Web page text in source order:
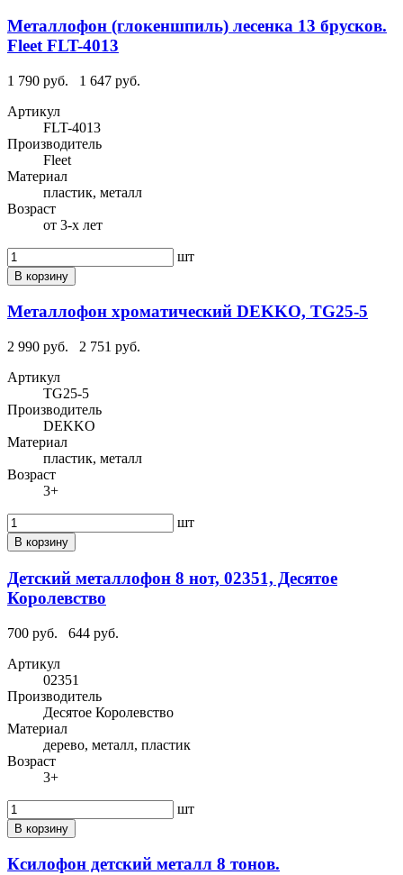
Металлофон (глокеншпиль) лесенка 13 брусков.
Fleet FLT-4013
1 790 руб.
1 647 руб.
Артикул
FLT-4013
Производитель
Fleet
Материал
пластик, металл
Возраст
от 3-х лет
шт
В корзину
Металлофон хроматический DEKKO, TG25-5
2 990 руб.
2 751 руб.
Артикул
TG25-5
Производитель
DEKKO
Материал
пластик, металл
Возраст
3+
шт
В корзину
Детский металлофон 8 нот, 02351, Десятое
Королевство
700 руб.
644 руб.
Артикул
02351
Производитель
Десятое Королевство
Материал
дерево, металл, пластик
Возраст
3+
шт
В корзину
Ксилофон детский металл 8 тонов.